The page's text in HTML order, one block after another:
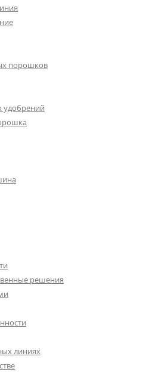
порошков
удобрений
решения
линиях